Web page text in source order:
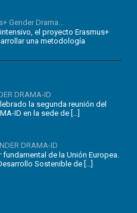
Gender Drama...
el proyecto Erasmus+
una metodología
DRAMA-ID
la segunda reunión del
ID en la sede de […]
DRAMA-ID
de la Unión Europea.
Sostenible de […]